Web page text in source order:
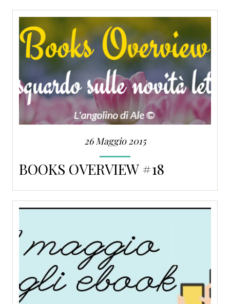
26 Maggio 2015
BOOKS OVERVIEW #18